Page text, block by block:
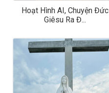
Hoạt Hình AI, Chuyện Đức
Giêsu Ra Đ...